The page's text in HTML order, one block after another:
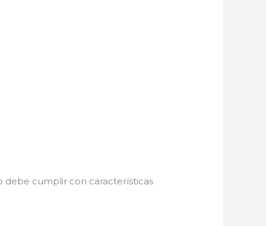
debe cumplir con características